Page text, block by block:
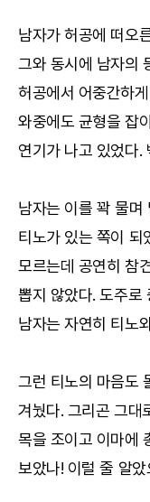
남자가 허공에 떠오
그와 동시에 남자의
허공에서 어중간하
와중에도 균형을 잡
연기가 나고 있었다.
남자는 이를 꽉 물며
티노가 있는 쪽이 되
모르는데 공연히 참
뽑지 않았다. 도주로
남자는 자연히 티노
그런 티노의 마음도
겨눴다. 그리곤 그대
목을 조이고 이마에
보았나! 이럴 줄 알